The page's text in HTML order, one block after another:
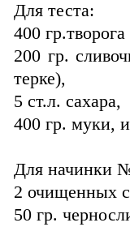
Для теста:
400
200 гр.
терке),
5 ст.л. сахара,
400 гр. муки,
Для начинки
2 очищенных
50 гр.